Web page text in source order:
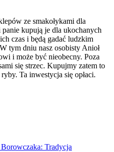
ze smakołykami dla
kupują je dla ukochanych
czas i będą gadać ludzkim
tym dniu nasz osobisty Anioł
i może być nieobecny. Poza
się strzec. Kupujmy zatem to
Ta inwestycja się opłaci.
Tradycja